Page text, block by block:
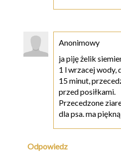
Anonimowy
ja piję żelik
1 l wrzacej wody,
15 minut,
przed posiłkami.
Przecedzone
dla psa. ma
Odpowiedz